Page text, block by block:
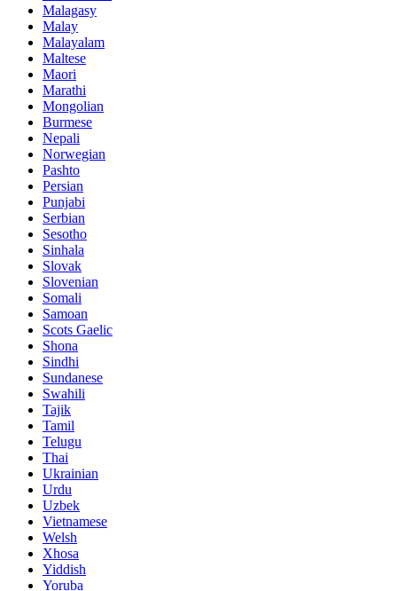
Malagasy
Malay
Malayalam
Maltese
Maori
Marathi
Mongolian
Burmese
Nepali
Norwegian
Pashto
Persian
Punjabi
Serbian
Sesotho
Sinhala
Slovak
Slovenian
Somali
Samoan
Scots Gaelic
Shona
Sindhi
Sundanese
Swahili
Tajik
Tamil
Telugu
Thai
Ukrainian
Urdu
Uzbek
Vietnamese
Welsh
Xhosa
Yiddish
Yoruba